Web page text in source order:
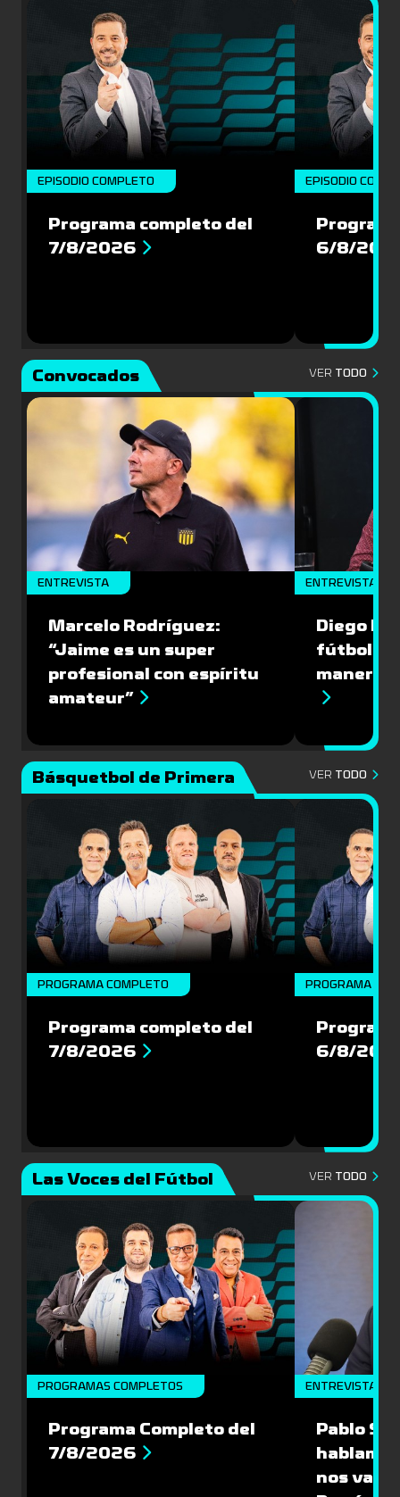
EPISODIO COMPLETO
Programa completo del
7/8/2026
EPISODIO
6/8/
Convocados VER TODO
ENTREVISTA
Marcelo Rodríguez:
“Jaime es un super
profesional con espíritu
amateur”
ENTREVISTA
Diego
fútbol
manera
Básquetbol de Primera VER TODO
PROGRAMA COMPLETO
Programa completo del
7/8/2026
PROGRAMA
6/8/
Las Voces del Fútbol VER TODO
PROGRAMAS COMPLETOS
Programa Completo del
7/8/2026
ENTREVISTA
Pablo
nos